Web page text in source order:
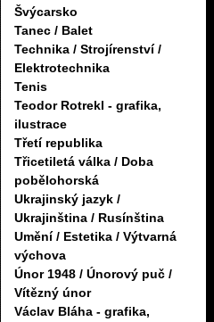
Švýcarsko
Tanec / Balet
Technika / Strojírenství /
Elektrotechnika
Tenis
Teodor Rotrekl - grafika,
ilustrace
Třetí republika
Třicetiletá válka / Doba
pobělohorská
Ukrajinský jazyk /
Ukrajinština / Rusínština
Umění / Estetika / Výtvarná
výchova
Únor 1948 / Únorový puč /
Vítězný únor
Václav Bláha - grafika,